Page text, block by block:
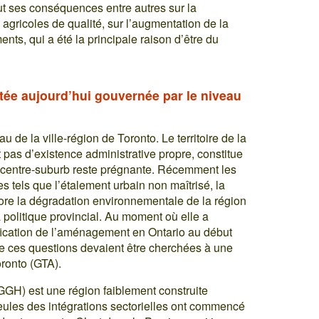
ses conséquences entre autres sur la
de qualité, sur l’augmentation de la
qui a été la principale raison d’être du
aujourd’hui gouvernée par le niveau
de la ville-région de Toronto. Le territoire de la
d’existence administrative propre, constitue
suburb reste prégnante. Récemment les
tels que l’étalement urbain non maîtrisé, la
la dégradation environnementale de la région
provincial. Au moment où elle a
de l’aménagement en Ontario au début
ces questions devaient être cherchées à une
(GTA).
est une région faiblement construite
des intégrations sectorielles ont commencé